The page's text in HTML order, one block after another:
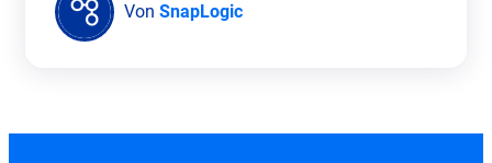
Von SnapLogic